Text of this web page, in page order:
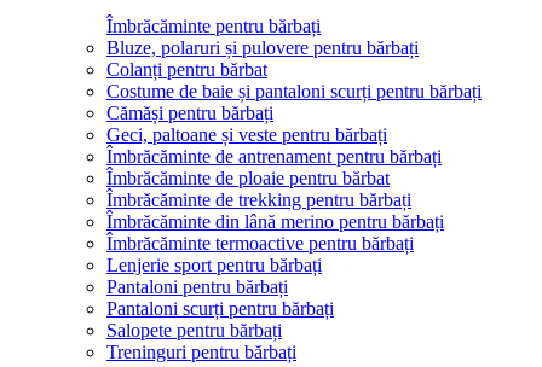
Îmbrăcăminte pentru bărbați
Bluze, polaruri și pulovere pentru bărbați
Colanți pentru bărbat
Costume de baie și pantaloni scurți pentru bărbați
Cămăși pentru bărbați
Geci, paltoane și veste pentru bărbați
Îmbrăcăminte de antrenament pentru bărbați
Îmbrăcăminte de ploaie pentru bărbat
Îmbrăcăminte de trekking pentru bărbați
Îmbrăcăminte din lână merino pentru bărbați
Îmbrăcăminte termoactive pentru bărbați
Lenjerie sport pentru bărbați
Pantaloni pentru bărbați
Pantaloni scurți pentru bărbați
Salopete pentru bărbați
Treninguri pentru bărbați